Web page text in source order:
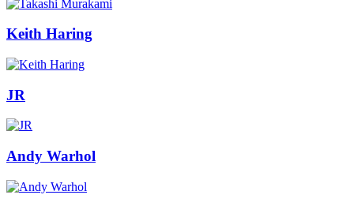
Keith Haring
JR
Andy Warhol